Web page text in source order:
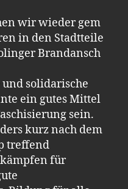
wir wieder gem
in den Stadtteile
Brandansch
solidarische
ein gutes Mittel
sein.
kurz nach dem
treffend
für